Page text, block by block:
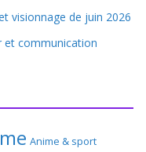
visionnage de juin 2026
et communication
Anime & sport